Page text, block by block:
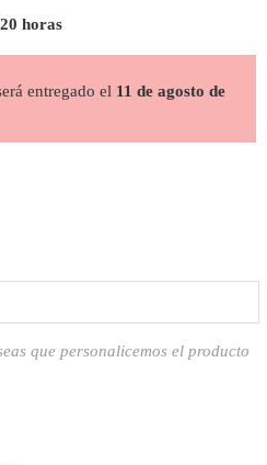
horas
entregado el 11 de agosto de
que personalicemos el producto